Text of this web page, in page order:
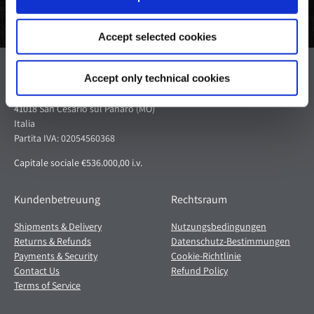
Accept selected cookies
Accept only technical cookies
Pagani S.p.A.
Via dell'artigianato 5,
41018 San Cesario sul Panaro (MO)
Italia
Partita IVA: 02054560368
Capitale sociale €536.000,00 i.v.
Kundenbetreuung
Shipments & Delivery
Returns & Refunds
Payments & Security
Contact Us
Terms of Service
Rechtsraum
Nutzungsbedingungen
Datenschutz-Bestimmungen
Cookie-Richtlinie
Refund Policy